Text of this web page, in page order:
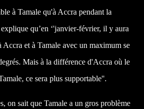
à Tamale qu'à Accra pendant la
explique qu’en ‘'janvier-février, il y aura
Accra et à Tamale avec un maximum se
Mais à la différence d'Accra où le
ce sera plus supportable''.
on sait que Tamale a un gros problème